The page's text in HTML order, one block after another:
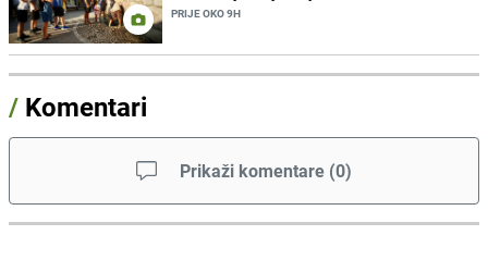
PRIJE OKO 9H
/ Komentari
Prikaži komentare (0)